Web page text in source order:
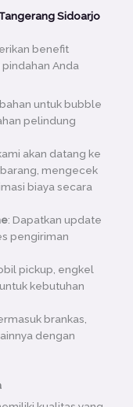
Sidoarjo
benefit
Anda
untuk bubble
pelindung
akan datang ke
mengecek
biaya secara
: Dapatkan update
pengiriman
pickup, engkel
kebutuhan
brankas,
dengan